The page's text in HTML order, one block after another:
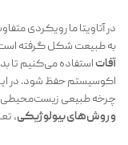
در آتاویتا ما رویکردی
به طبیعت شکل گرفته است.
آفاتاستفاده می‌کنیم تا
اکوسیستم حفظ شود. در
چرخه طبیعی زیست‌محیطی
و روش‌های بیولوژیکی،